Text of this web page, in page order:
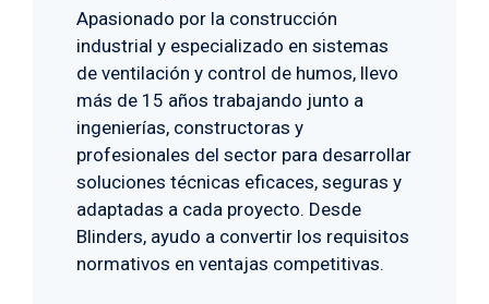
Apasionado por la construcción
industrial y especializado en sistemas
de ventilación y control de humos, llevo
más de 15 años trabajando junto a
ingenierías, constructoras y
profesionales del sector para desarrollar
soluciones técnicas eficaces, seguras y
adaptadas a cada proyecto. Desde
Blinders, ayudo a convertir los requisitos
normativos en ventajas competitivas.